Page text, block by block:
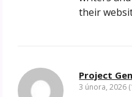
their
Project
3 února, 2026